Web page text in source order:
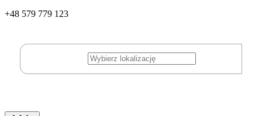
+48 579 779 123